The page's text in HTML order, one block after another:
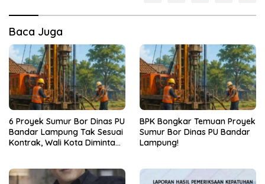
Baca Juga
6 Proyek Sumur Bor Dinas PU
Bandar Lampung Tak Sesuai
Kontrak, Wali Kota Diminta
BPK Bongkar Temuan Proyek
Sumur Bor Dinas PU Bandar
Lampung!